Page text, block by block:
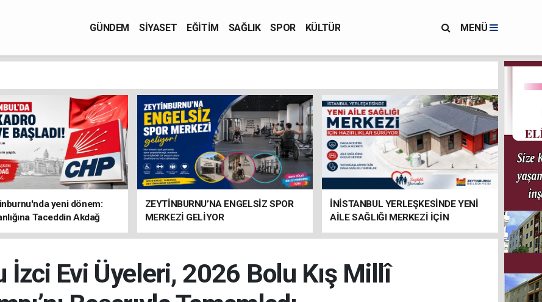
GÜNDEM SİYASET EĞİTİM SAĞLIK SPOR KÜLTÜR MENÜ
yeni dönem:
Taceddin Akdağ
ZEYTİNBURNU’NA ENGELSİZ SPOR
MERKEZİ GELİYOR
İNİSTANBUL YERLEŞKESİNDE YENİ
AİLE SAĞLIĞI MERKEZİ İÇİN
HAZIRLIKLAR SÜRÜYOR
İzci Evi Üyeleri, 2026 Bolu Kış Millî